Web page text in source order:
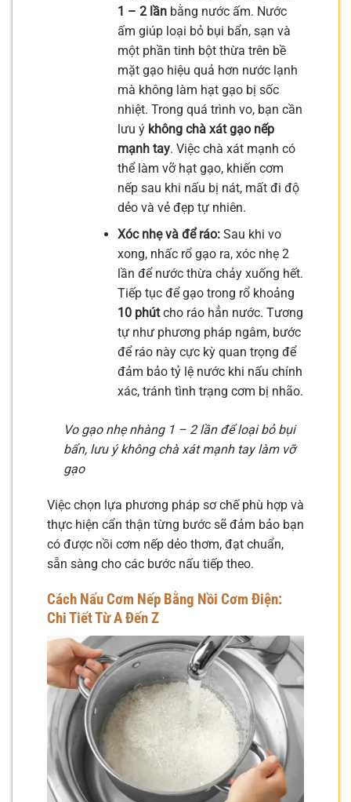
1 – 2 lầnbằng nước ấm. Nước
ấm giúp loại bỏ bụi bẩn, sạn và
một phần tinh bột thừa trên bề
mặt gạo hiệu quả hơn nước lạnh
mà không làm hạt gạo bị sốc
nhiệt. Trong quá trình vo, bạn cần
lưu ý không chà xát gạo nếp
mạnh tay. Việc chà xát mạnh có
thể làm vỡ hạt gạo, khiến cơm
nếp sau khi nấu bị nát, mất đi độ
dẻo và vẻ đẹp tự nhiên.
Xóc nhẹ và để ráo:Sau khi vo
xong, nhấc rổ gạo ra, xóc nhẹ 2
lần để nước thừa chảy xuống hết.
Tiếp tục để gạo trong rổ khoảng
10 phútcho ráo hẳn nước. Tương
tự như phương pháp ngâm, bước
để ráo này cực kỳ quan trọng để
đảm bảo tỷ lệ nước khi nấu chính
xác, tránh tình trạng cơm bị nhão.
Vo gạo nhẹ nhàng 1 – 2 lần để loại bỏ bụi
bẩn, lưu ý không chà xát mạnh tay làm vỡ
gạo
Việc chọn lựa phương pháp sơ chế phù hợp và
thực hiện cẩn thận từng bước sẽ đảm bảo bạn
có được nồi cơm nếp dẻo thơm, đạt chuẩn,
sẵn sàng cho các bước nấu tiếp theo.
Cách Nấu Cơm Nếp Bằng Nồi Cơm Điện:
Chi Tiết Từ A Đến Z